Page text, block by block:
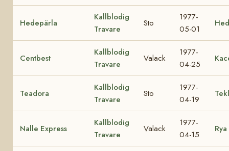
Hedepärla
Kallblodig
Travare
Sto
1977-
05-01
Centbest
Kallblodig
Travare
Valack
1977-
04-25
Teadora
Kallblodig
Travare
Sto
1977-
04-19
Nalle Express
Kallblodig
Travare
Valack
1977-
04-15